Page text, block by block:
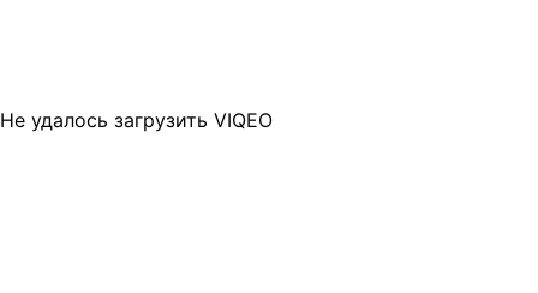
Не удалось загрузить VIQEO